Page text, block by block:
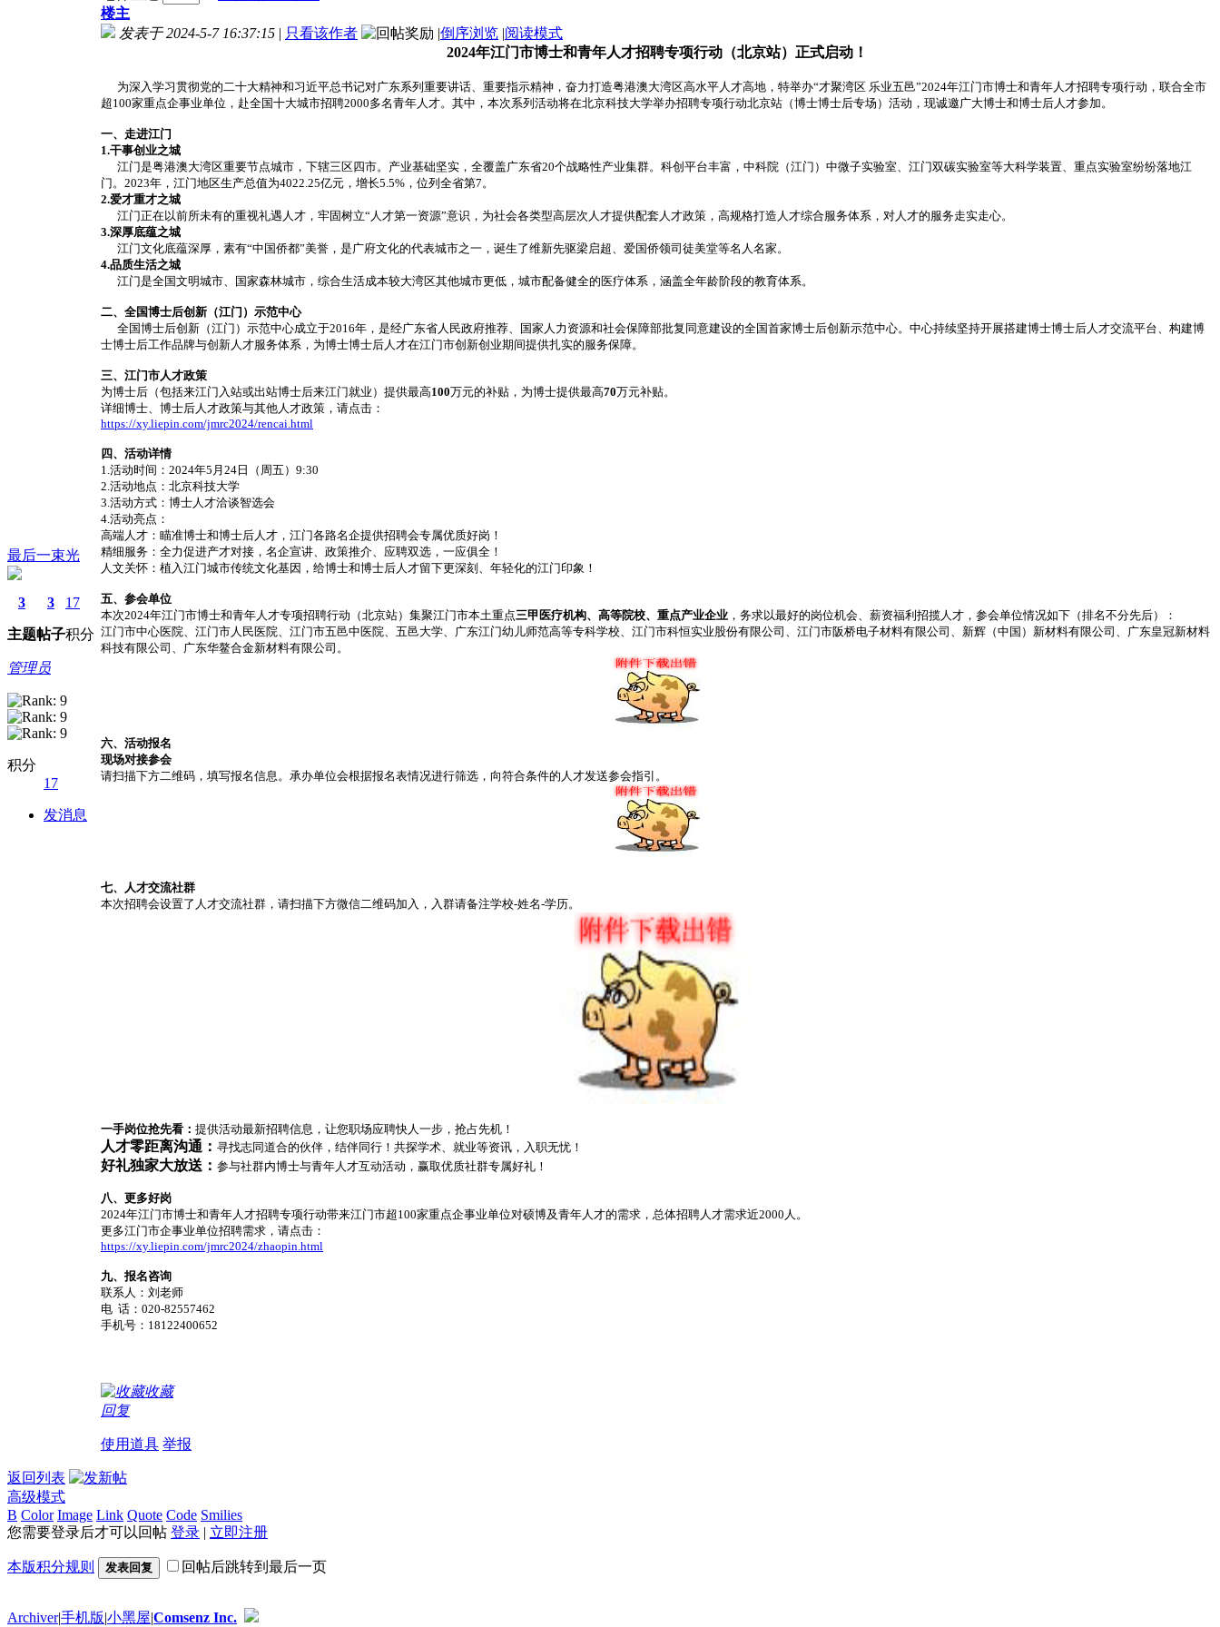
最后一束光
3
主题
3
帖子
17
积分
管理员
积分
17
发消息
楼主
发表于 2024-5-7 16:37:15 | 只看该作者 |倒序浏览 |阅读模式
2024年江门市博士和青年人才招聘专项行动（北京站）正式启动！
为深入学习贯彻党的二十大精神和习近平总书记对广东系列重要讲话、重要指示精神，奋力打造粤港澳大湾区高水平人才高地，特举办“才聚湾区 乐业五邑”2024年江门市博士和青年人才招聘专项行动，联合全市
超100家重点企事业单位，赴全国十大城市招聘2000多名青年人才。其中，本次系列活动将在北京科技大学举办招聘专项行动北京站（博士博士后专场）活动，现诚邀广大博士和博士后人才参加。
一、走进江门
1.干事创业之城
江门是粤港澳大湾区重要节点城市，下辖三区四市。产业基础坚实，全覆盖广东省20个战略性产业集群。科创平台丰富，中科院（江门）中微子实验室、江门双碳实验室等大科学装置、重点实验室纷纷落地江
门。2023年，江门地区生产总值为4022.25亿元，增长5.5%，位列全省第7。
2.爱才重才之城
江门正在以前所未有的重视礼遇人才，牢固树立“人才第一资源”意识，为社会各类型高层次人才提供配套人才政策，高规格打造人才综合服务体系，对人才的服务走实走心。
3.深厚底蕴之城
江门文化底蕴深厚，素有“中国侨都”美誉，是广府文化的代表城市之一，诞生了维新先驱梁启超、爱国侨领司徒美堂等名人名家。
4.品质生活之城
江门是全国文明城市、国家森林城市，综合生活成本较大湾区其他城市更低，城市配备健全的医疗体系，涵盖全年龄阶段的教育体系。
二、全国博士后创新（江门）示范中心
全国博士后创新（江门）示范中心成立于2016年，是经广东省人民政府推荐、国家人力资源和社会保障部批复同意建设的全国首家博士后创新示范中心。中心持续坚持开展搭建博士博士后人才交流平台、构建博
士博士后工作品牌与创新人才服务体系，为博士博士后人才在江门市创新创业期间提供扎实的服务保障。
三、江门市人才政策
为博士后（包括来江门入站或出站博士后来江门就业）提供最高100万元的补贴，为博士提供最高70万元补贴。
详细博士、博士后人才政策与其他人才政策，请点击：
https://xy.liepin.com/jmrc2024/rencai.html
四、活动详情
1.活动时间：2024年5月24日（周五）9:30
2.活动地点：北京科技大学
3.活动方式：博士人才洽谈智选会
4.活动亮点：
高端人才：瞄准博士和博士后人才，江门各路名企提供招聘会专属优质好岗！
精细服务：全力促进产才对接，名企宣讲、政策推介、应聘双选，一应俱全！
人文关怀：植入江门城市传统文化基因，给博士和博士后人才留下更深刻、年轻化的江门印象！
五、参会单位
本次2024年江门市博士和青年人才专项招聘行动（北京站）集聚江门市本土重点三甲医疗机构、高等院校、重点产业企业 ，务求以最好的岗位机会、薪资福利招揽人才，参会单位情况如下（排名不分先后）：
江门市中心医院、江门市人民医院、江门市五邑中医院、五邑大学、广东江门幼儿师范高等专科学校、江门市科恒实业股份有限公司、江门市阪桥电子材料有限公司、新辉（中国）新材料有限公司、广东皇冠新材料
科技有限公司、广东华鳌合金新材料有限公司。
六、活动报名
现场对接参会
请扫描下方二维码，填写报名信息。承办单位会根据报名表情况进行筛选，向符合条件的人才发送参会指引。
七、人才交流社群
本次招聘会设置了人才交流社群，请扫描下方微信二维码加入，入群请备注学校-姓名-学历。
一手岗位抢先看： 提供活动最新招聘信息，让您职场应聘快人一步，抢占先机！
人才零距离沟通： 寻找志同道合的伙伴，结伴同行！共探学术、就业等资讯，入职无忧！
好礼独家大放送： 参与社群内博士与青年人才互动活动，赢取优质社群专属好礼！
八、更多好岗
2024年江门市博士和青年人才招聘专项行动带来江门市超100家重点企事业单位对硕博及青年人才的需求，总体招聘人才需求近2000人。
更多江门市企事业单位招聘需求，请点击：
https://xy.liepin.com/jmrc2024/zhaopin.html
九、报名咨询
联系人：刘老师
电 话：020-82557462
手机号：18122400652
收藏
回复
使用道具 举报
返回列表
高级模式
B Color Image Link Quote Code Smilies
您需要登录后才可以回帖 登录 | 立即注册
本版积分规则 发表回复 回帖后跳转到最后一页
Archiver|手机版|小黑屋|Comsenz Inc.